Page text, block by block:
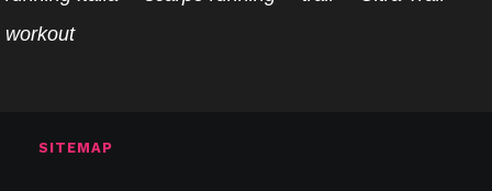
workout
SITEMAP